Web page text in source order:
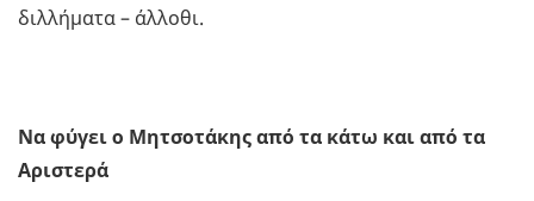
διλλήματα – άλλοθι.
Να φύγει ο Μητσοτάκης από τα κάτω και από τα
Αριστερά